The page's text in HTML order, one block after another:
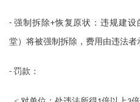
- 强制拆除+恢复原状：违规建设
堂）将被强制拆除，费用由违法者
- 罚款：